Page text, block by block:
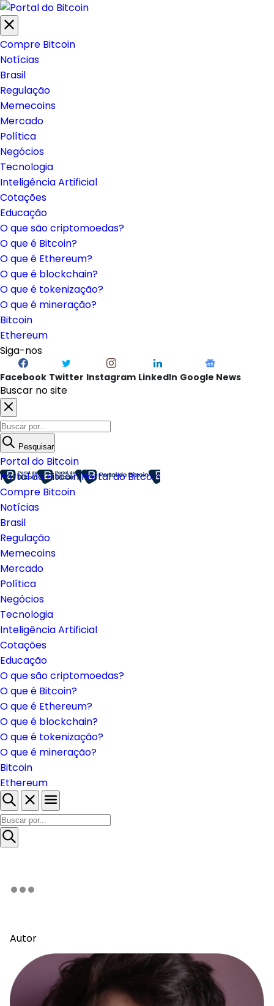
Compre Bitcoin
Notícias
Brasil
Regulação
Memecoins
Mercado
Política
Negócios
Tecnologia
Inteligência Artificial
Cotações
Educação
O que são criptomoedas?
O que é Bitcoin?
O que é Ethereum?
O que é blockchain?
O que é tokenização?
O que é mineração?
Bitcoin
Ethereum
Siga-nos
Facebook
Buscar no site
Pesquisar
Portal do Bitcoin
Portal do Bitcoin
Compre Bitcoin
Notícias
Brasil
Regulação
Memecoins
Mercado
Política
Negócios
Tecnologia
Inteligência Artificial
Cotações
Educação
O que são criptomoedas?
O que é Bitcoin?
O que é Ethereum?
O que é blockchain?
O que é tokenização?
O que é mineração?
Bitcoin
Ethereum
Autor